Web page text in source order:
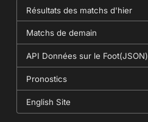
Résultats des matchs d'hier
Matchs de demain
API Données sur le Foot(JSON)
Pronostics
English Site